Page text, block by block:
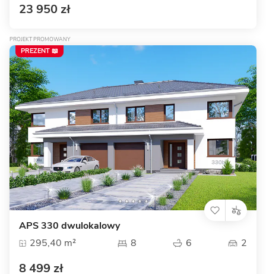
23 950 zł
PROJEKT PROMOWANY
APS 330 dwulokalowy
295,40 m²
8 6 2
8 499 zł
PREZENT 📖